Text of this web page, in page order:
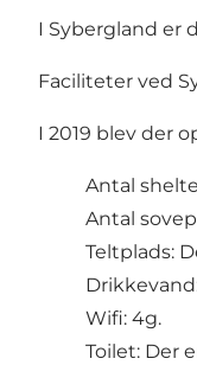
I Sybergland er
Faciliteter ved
I 2019 blev der
Antal
Antal
Teltplads:
Wifi: 4g.
Toilet: Der